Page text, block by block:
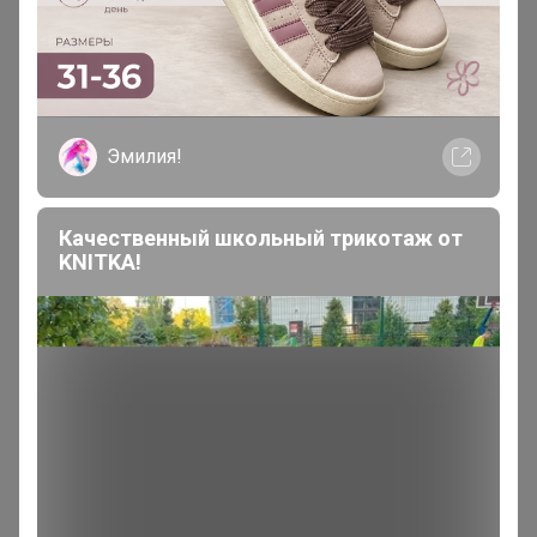
Виртуоз СП
В теме "СП-112 ИКЕА "
1 сентября, 2019 13:54
Добрый день!
не нашла в каталоге, можно
добавить
Эмилия!
Качественный школьный трикотаж от
KNITKA!